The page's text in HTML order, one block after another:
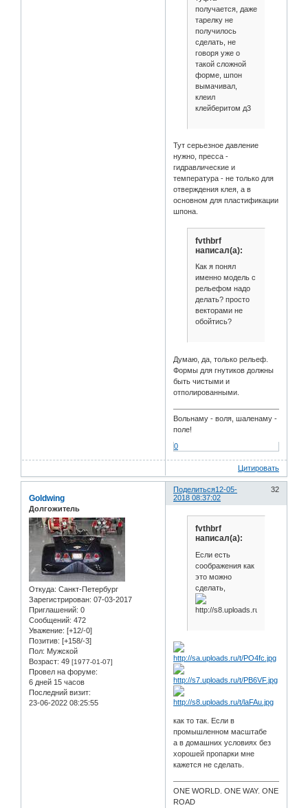
получается, даже
тарелку не
получилось
сделать, не
говоря уже о
такой сложной
форме, шпон
вымачивал,
клеил
клейберитом д3
Тут серьезное давление
нужно, пресса -
гидравлические и
температура - не только для
отверждения клея, а в
основном для пластификации
шпона.
fvthbrf
написал(а):
Как я понял
именно модель с
рельефом надо
делать? просто
векторами не
обойтись?
Думаю, да, только рельеф.
Формы для гнутиков должны
быть чистыми и
отполированными.
Вольнаму - воля, шаленаму -
поле!
0
Цитировать
Поделиться 32
12-05-
2018 08:37:02
Goldwing
Долгожитель
Откуда: Санкт-Петербург
Зарегистрирован: 07-03-2017
Приглашений: 0
Сообщений: 472
Уважение: [+12/-0]
Позитив: [+158/-3]
Пол: Мужской
Возраст: 49 [1977-01-07]
Провел на форуме:
6 дней 15 часов
Последний визит:
23-06-2022 08:25:55
fvthbrf
написал(а):
Если есть
соображения как
это можно
сделать,
как то так. Если в
промышленном масштабе
а в домашних условиях без
хорошей пропарки мне
кажется не сделать.
ONE WORLD. ONE WAY. ONE
ROAD